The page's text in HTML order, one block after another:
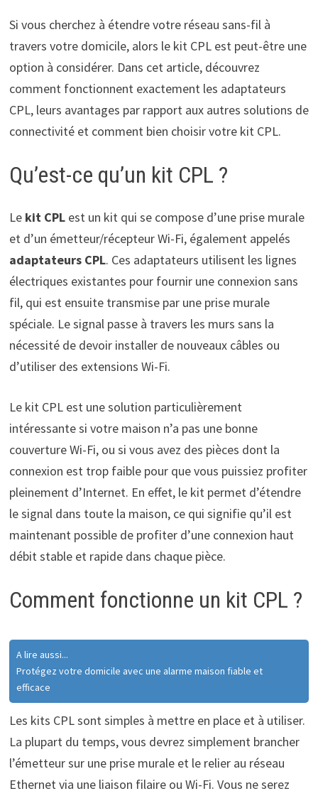
Si vous cherchez à étendre votre réseau sans-fil à
travers votre domicile, alors le kit CPL est peut-être une
option à considérer. Dans cet article, découvrez
comment fonctionnent exactement les adaptateurs
CPL, leurs avantages par rapport aux autres solutions de
connectivité et comment bien choisir votre kit CPL.
Qu’est-ce qu’un kit CPL ?
Le kit CPLest un kit qui se compose d’une prise murale
et d’un émetteur/récepteur Wi-Fi, également appelés
adaptateurs CPL. Ces adaptateurs utilisent les lignes
électriques existantes pour fournir une connexion sans
fil, qui est ensuite transmise par une prise murale
spéciale. Le signal passe à travers les murs sans la
nécessité de devoir installer de nouveaux câbles ou
d’utiliser des extensions Wi-Fi.
Le kit CPL est une solution particulièrement
intéressante si votre maison n’a pas une bonne
couverture Wi-Fi, ou si vous avez des pièces dont la
connexion est trop faible pour que vous puissiez profiter
pleinement d’Internet. En effet, le kit permet d’étendre
le signal dans toute la maison, ce qui signifie qu’il est
maintenant possible de profiter d’une connexion haut
débit stable et rapide dans chaque pièce.
Comment fonctionne un kit CPL ?
A lire aussi...
Protégez votre domicile avec une alarme maison fiable et
efficace
Les kits CPL sont simples à mettre en place et à utiliser.
La plupart du temps, vous devrez simplement brancher
l’émetteur sur une prise murale et le relier au réseau
Ethernet via une liaison filaire ou Wi-Fi. Vous ne serez